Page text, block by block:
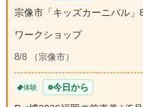
宗像市「キッズカーニバル
ワークショップ
8/8 （宗像市）
体験 今日から